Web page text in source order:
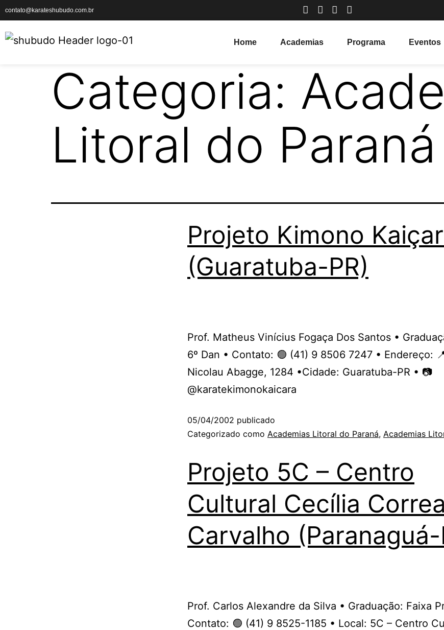
contato@karateshubudo.com.br
Home Academias Programa Eventos
Categoria:
Litoral do Paraná
Projeto Kimono
(Guaratuba-PR)
Prof. Matheus Vinícius Fogaça Dos Santos •
6º Dan • Contato: 🟢 (41) 9 8506 7247 • Endereço:
Nicolau Abagge, 1284 •Cidade: Guaratuba-PR • 📷
@karatekimonokaicara
05/04/2002 publicado
Categorizado como Academias Litoral do Paraná, Academias
Projeto 5C – Centro
Cultural Cecília Correa
Carvalho (Paranaguá-
Prof. Carlos Alexandre da Silva • Graduação: Faixa
Contato: 🟢 (41) 9 8525-1185 • Local: 5C – Centro